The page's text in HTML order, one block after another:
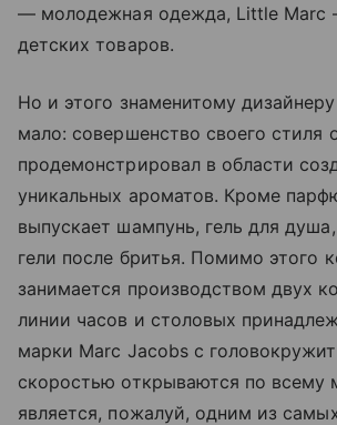
— молодежная одежда, Little Marc
детских товаров.
Но и этого знаменитому
мало: совершенство своего стиля
продемонстрировал в области
уникальных ароматов. Кроме
выпускает шампунь, гель для
гели после бритья. Помимо этого
занимается производством двух
линии часов и столовых
марки Marc Jаcоbs с
скоростью открываются по всему
является, пожалуй, одним из